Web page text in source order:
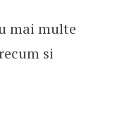
mai multe
si